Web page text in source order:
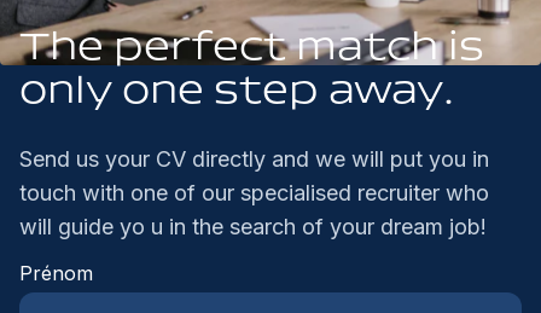
The perfect match is
only one step away.
Send us your CV directly and we will put you in
touch with one of our specialised recruiter who
will guide yo u in the search of your dream job!
Prénom